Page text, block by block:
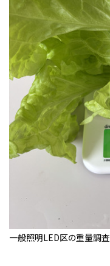
一般照明LED区の重量調査